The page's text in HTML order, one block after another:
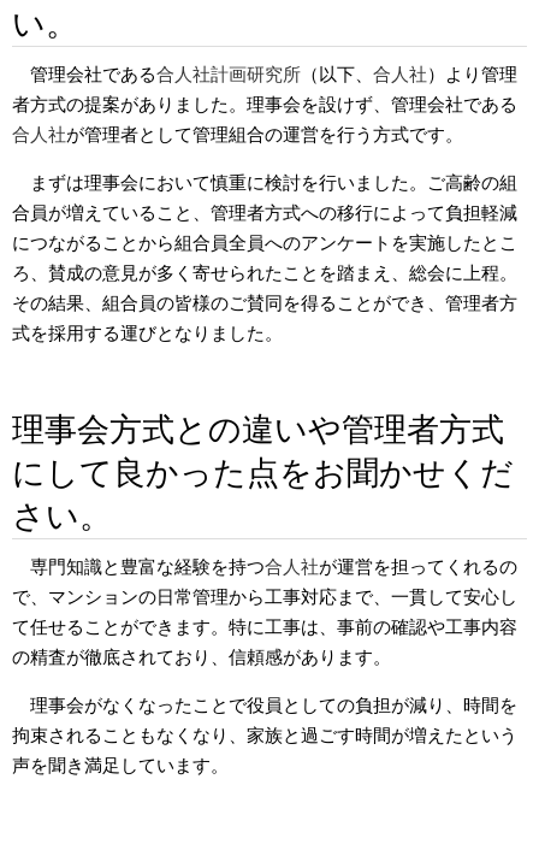
い。
管理会社である合人社計画研究所 （以下、 合人社）より管理
者方式の提案がありました。理事会を設けず、管理会社である
合人社が管理者として管理組合の運営を行う方式です。
まずは理事会において慎重に検討を行いました。ご高齢の組
合員が増えていること、管理者方式への移行によって負担軽減
につながることから組合員全員へのアンケートを実施したとこ
ろ、賛成の意見が多く寄せられたことを踏まえ、総会に上程。
その結果、組合員の皆様のご賛同を得ることができ、管理者方
式を採用する運びとなりました。
理事会方式との違いや管理者方式
にして良かった点をお聞かせくだ
さい。
専門知識と豊富な経験を持つ合人社が運営を担ってくれるの
で、マンションの日常管理から工事対応まで、一貫して安心し
て任せることができます。特に工事は、事前の確認や工事内容
の精査が徹底されており、信頼感があります。
理事会がなくなったことで役員としての負担が減り、時間を
拘束されることもなくなり、家族と過ごす時間が増えたという
声を聞き満足しています。